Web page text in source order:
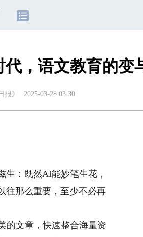
代，语文教育的变
》 2025-03-28 03:30
：既然AI能妙笔生花，
往那么重要，至少不必再
文章，快速整合海量资